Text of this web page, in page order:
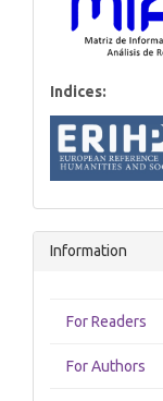
Indices:
Information
For Readers
For Authors